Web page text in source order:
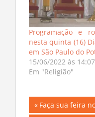
Programação e
nesta quinta (16)
em São Paulo do
15/06/2022 às 14:07
Em "Religião"
Previous
Faça sua feira